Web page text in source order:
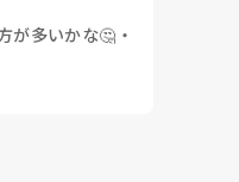
が多いかな🤔 ・